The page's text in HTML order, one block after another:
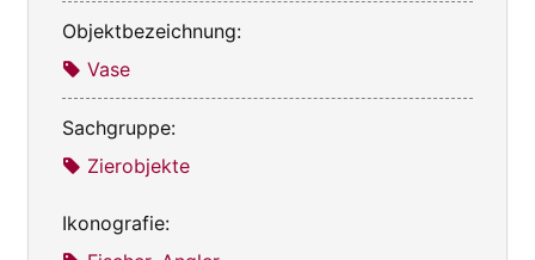
Objektbezeichnung:
Vase
Sachgruppe:
Zierobjekte
Ikonografie: